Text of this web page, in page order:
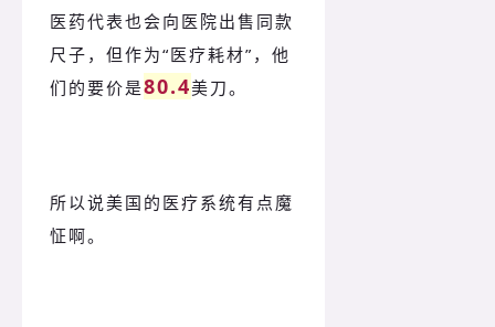
医药代表也会向医院出售同款
尺子，但作为“医疗耗材”，他
们的要价是80.4美刀。
所以说美国的医疗系统有点魔
怔啊。